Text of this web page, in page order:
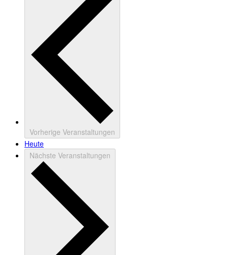
Vorherige Veranstaltungen
Heute
Nächste Veranstaltungen